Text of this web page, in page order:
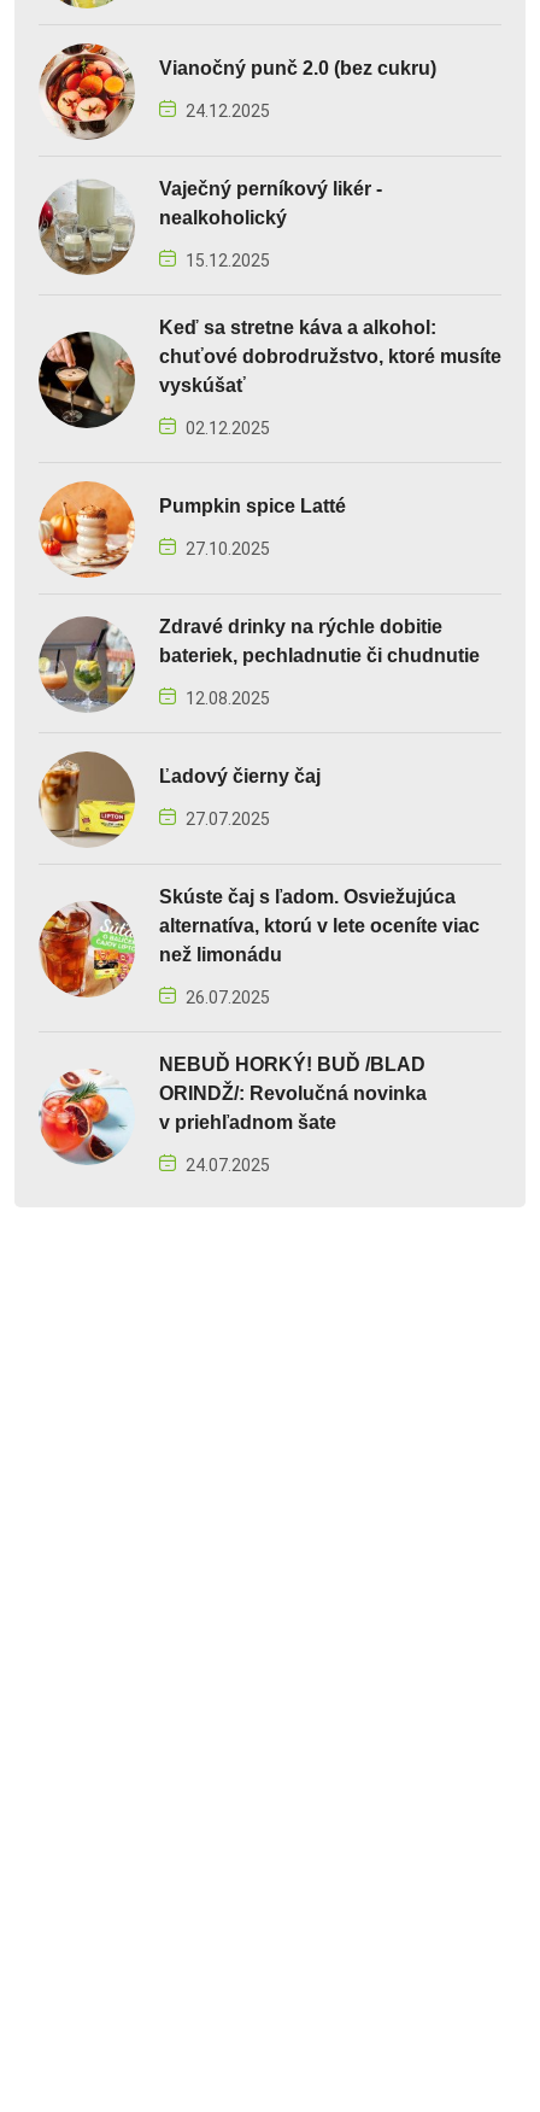
Vianočný punč 2.0 (bez cukru)
24.12.2025
Vaječný perníkový likér -
nealkoholický
15.12.2025
Keď sa stretne káva a alkohol:
chuťové dobrodružstvo, ktoré musíte
vyskúšať
02.12.2025
Pumpkin spice Latté
27.10.2025
Zdravé drinky na rýchle dobitie
bateriek, pechladnutie či chudnutie
12.08.2025
Ľadový čierny čaj
27.07.2025
Skúste čaj s ľadom. Osviežujúca
alternatíva, ktorú v lete oceníte viac
než limonádu
26.07.2025
NEBUĎ HORKÝ! BUĎ /BLAD
ORINDŽ/: Revolučná novinka
v priehľadnom šate
24.07.2025